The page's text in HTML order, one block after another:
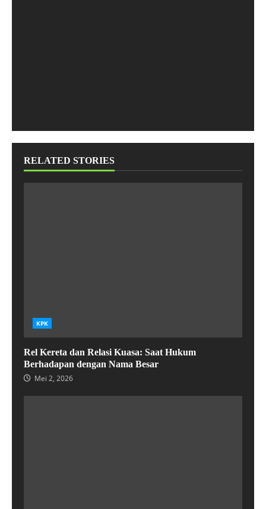
RELATED STORIES
KPK
Rel Kereta dan Relasi Kuasa: Saat Hukum
Berhadapan dengan Nama Besar
Mei 2, 2026